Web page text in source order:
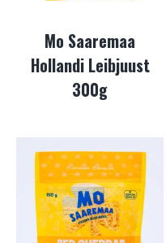
Mo Saaremaa
Hollandi Leibjuust
300g